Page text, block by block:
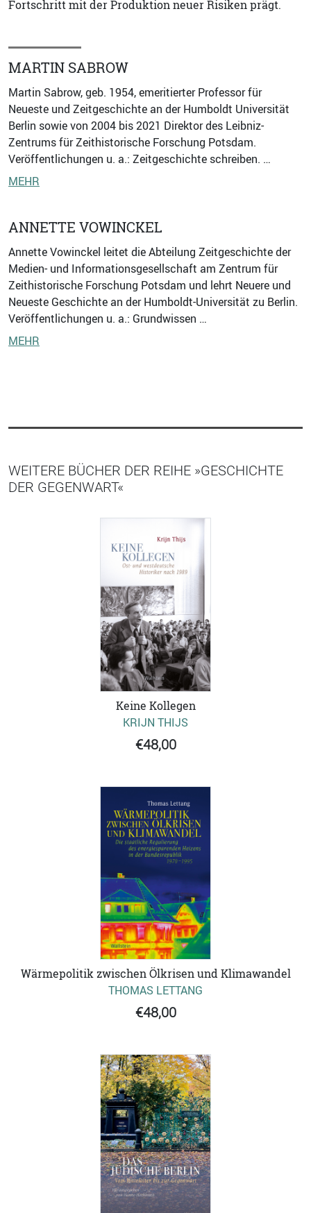
Fortschritt mit der Produktion neuer Risiken prägt.
MARTIN SABROW
Martin Sabrow, geb. 1954, emeritierter Professor für
Neueste und Zeitgeschichte an der Humboldt Universität
Berlin sowie von 2004 bis 2021 Direktor des Leibniz-
Zentrums für Zeithistorische Forschung Potsdam.
Veröffentlichungen u. a.: Zeitgeschichte schreiben. …
MEHR
ANNETTE VOWINCKEL
Annette Vowinckel leitet die Abteilung Zeitgeschichte der
Medien- und Informationsgesellschaft am Zentrum für
Zeithistorische Forschung Potsdam und lehrt Neuere und
Neueste Geschichte an der Humboldt-Universität zu Berlin.
Veröffentlichungen u. a.: Grundwissen …
MEHR
WEITERE BÜCHER DER REIHE »GESCHICHTE
DER GEGENWART«
Keine Kollegen
KRIJN THIJS
€48,00
Wärmepolitik zwischen Ölkrisen und Klimawandel
THOMAS LETTANG
€48,00